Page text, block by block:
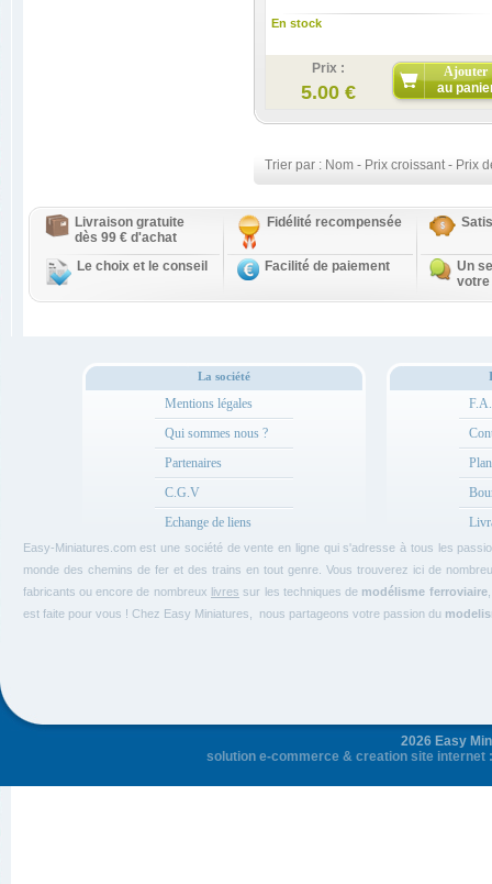
En stock
Prix :
5.00 €
Ajouter
au
Trier par : Nom - Prix croissant- Prix
Livraison gratuite
dès 99 € d'achat
Fidélité recompensée
Le choix et le conseil Facilité de paiement
Un
votre
La société
Mentions légales
Qui sommes nous ?
Partenaires
C.G.V
Echange de liens
Easy-Miniatures.com est une société de vente en ligne qui s'adresse à tous les
monde des chemins de fer et des trains en tout genre. Vous trouverez ici de
fabricants ou encore de nombreux livres sur les techniques de modélisme ferroviaire
est faite pour vous ! Chez Easy Miniatures, nous partageons votre passion du
2026 Easy
solution e-commerce & creation site internet